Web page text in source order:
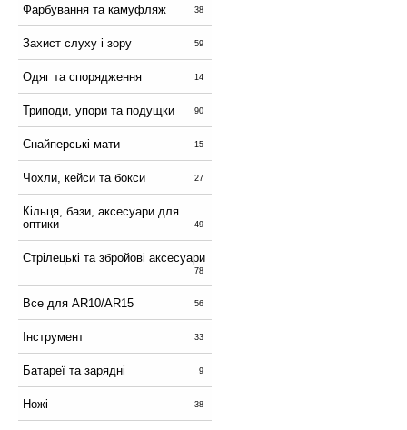
Фарбування та камуфляж 38
Захист слуху і зору 59
Одяг та спорядження 14
Триподи, упори та подущки 90
Снайперські мати 15
Чохли, кейси та бокси 27
Кільця, бази, аксесуари для
оптики
49
Стрілецькі та збройові аксесуари
78
Все для AR10/AR15 56
Інструмент 33
Батареї та зарядні 9
Ножі 38